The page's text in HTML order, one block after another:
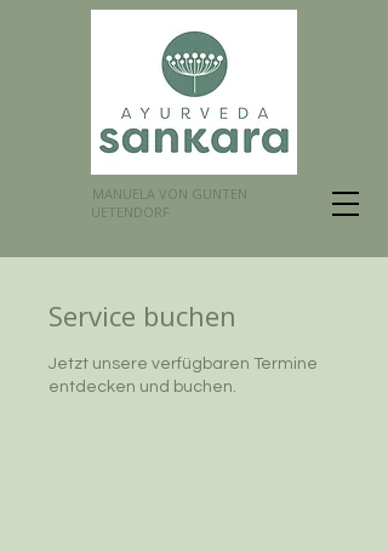
MANUELA VON GUNTEN
UETENDORF
Service buchen
Jetzt unsere verfügbaren Termine
entdecken und buchen.